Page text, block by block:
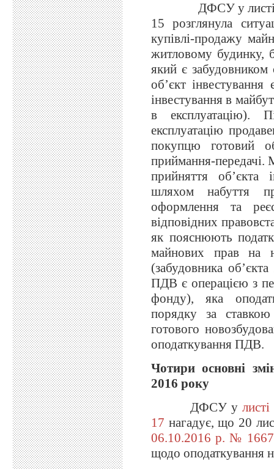
ДФСУ у листі
15 розглянула
купівлі-продажу
житловому будинку,
який є
об’єкт
інвестування в
в експлуатацію).
експлуатацію
покупцю готовий
приймання-передачі.
прийняття об’єкта
шляхом набуття
оформлення та
відповідних
як пояснюють
майнових прав на
(забудовника
ПДВ є операцією з
фонду), яка
порядку за
готового
оподаткування ПДВ.
Чотири основні
2016 року
ДФСУ у
17 нагадує, що 20
06.10.2016 р. №
щодо оподаткування